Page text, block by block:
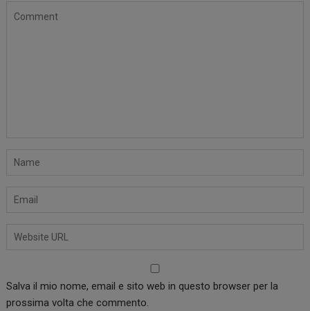
Salva il mio nome, email e sito web in questo browser per la
prossima volta che commento.